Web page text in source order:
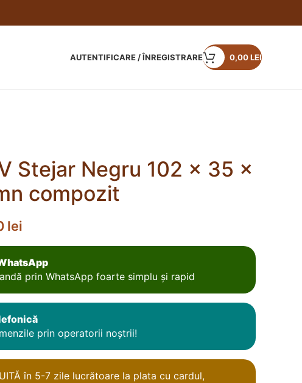
AUTENTIFICARE / ÎNREGISTRARE 0,00LEI
Stejar Negru 102 x 35 x
compozit
lei
prin WhatsApp foarte simplu și rapid
prin operatorii noștrii!
în 5-7 zile lucrătoare la plata cu cardul,